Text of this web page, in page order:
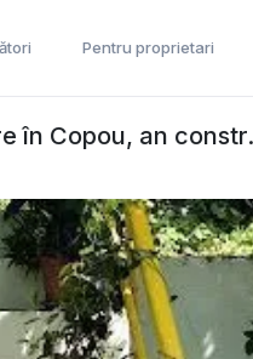
Pentru proprietari
în Copou, an